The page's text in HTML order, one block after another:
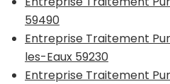
59490
Entreprise Traitement
les-Eaux 59230
Entreprise Traitement